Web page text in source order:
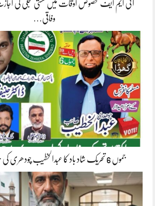
آئی ایم ایف مخصوص اوقات میں سستی بجلی کی
وفاقی…
جموں 6 تحریک شاد باد کا عبدالخطیب چودھری کی حمایت کا اعلان